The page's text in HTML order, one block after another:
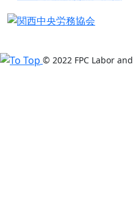
© 2022 FPC Labor